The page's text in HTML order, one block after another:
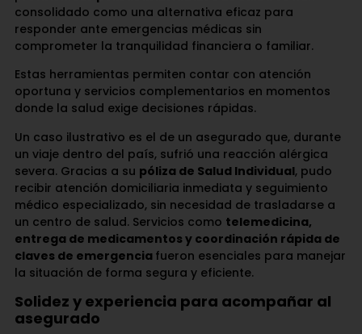
consolidado como una alternativa eficaz para
responder ante emergencias médicas sin
comprometer la tranquilidad financiera o familiar.
Estas herramientas permiten contar con atención
oportuna y servicios complementarios en momentos
donde la salud exige decisiones rápidas.
Un caso ilustrativo es el de un asegurado que, durante
un viaje dentro del país, sufrió una reacción alérgica
severa. Gracias a su póliza de Salud Individual, pudo
recibir atención domiciliaria inmediata y seguimiento
médico especializado, sin necesidad de trasladarse a
un centro de salud. Servicios como telemedicina,
entrega de medicamentos y coordinación rápida de
claves de emergencia fueron esenciales para manejar
la situación de forma segura y eficiente.
Solidez y experiencia para acompañar al
asegurado